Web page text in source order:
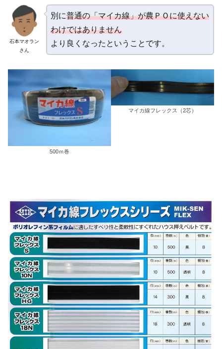
石本マオラン
さん
別に普通の「マイカ線」が農ＰＯに使えない
わけではありません
より良くなったということです。
500ｍ巻
マイカ線フレックス（2芯）